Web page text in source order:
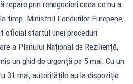
repare prin renegocieri ceea ce nu a
timp. Ministrul Fondurilor Europene,
oficial startul unei proceduri
a Planului Național de Reziliență,
un ghid de urgență pe 5 mai. Cu un
31 mai, autoritățile au la dispoziție